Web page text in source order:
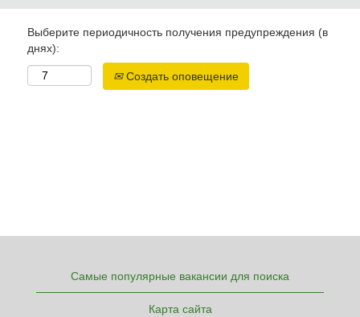
Выберите периодичность получения предупреждения (в
днях):
Создать оповещение
Самые популярные вакансии для поиска
Карта сайта